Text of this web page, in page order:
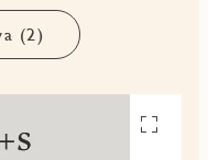
(2)
Avaa